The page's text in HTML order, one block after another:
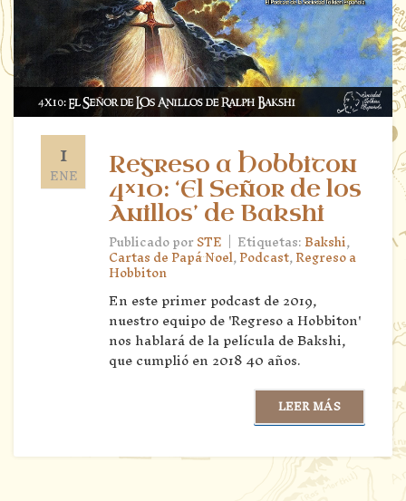
1
ENE
Regreso a Hobbiton
4×10: ‘El Señor de los
Anillos’ de Bakshi
Publicado porSTE | Etiquetas:Bakshi,
Cartas de Papá Noel,Podcast,Regreso a
Hobbiton
En este primer podcast de 2019,
nuestro equipo de 'Regreso a Hobbiton'
nos hablará de la película de Bakshi,
que cumplió en 2018 40 años.
LEER MÁS